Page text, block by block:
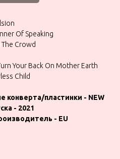
Of Speaking
The Crowd
Your Back On Mother Earth
Child
конверта/пластинки - NEW
- 2021
- EU